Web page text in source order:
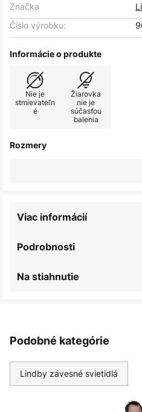
Značka
Číslo výrobku:
Informácie o produkte
Nie je
stmievateľn
é
Žiarovka
nie je
súčasťou
balenia
Rozmery
Podrobnosti
Viac informácií
Na stiahnutie
Podobné kategórie
Lindby závesné svietidlá